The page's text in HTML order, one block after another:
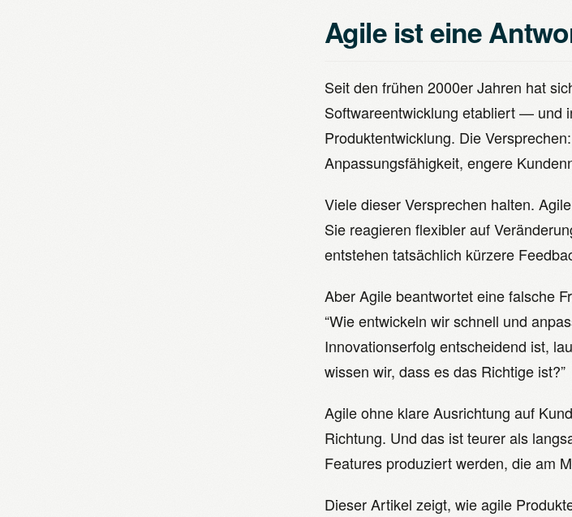
Agile ist eine
Seit den frühen 2000er Jahren hat
Softwareentwicklung etabliert — und
Produktentwicklung. Die
Anpassungsfähigkeit, engere
Viele dieser Versprechen halten.
Sie reagieren flexibler auf
entstehen tatsächlich kürzere
Aber Agile beantwortet eine falsche
“Wie entwickeln wir schnell und
Innovationserfolg entscheidend ist,
wissen wir, dass es das Richtige ist?”
Agile ohne klare Ausrichtung auf
Richtung. Und das ist teurer als
Features produziert werden, die am
Dieser Artikel zeigt, wie agile